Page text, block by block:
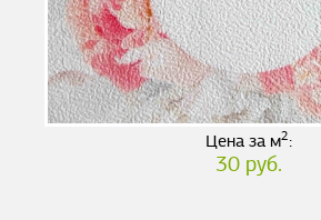
Цена за м2:
30 руб.